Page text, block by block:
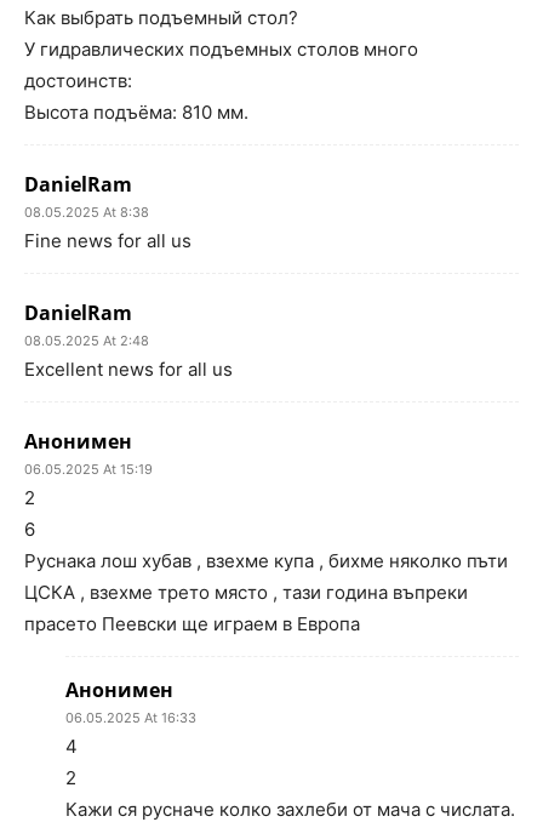
Как выбрать подъемный стол?
У гидравлических подъемных столов много
достоинств:
Высота подъёма: 810 мм.
DanielRam
08.05.2025 At 8:38
Fine news for all us
DanielRam
08.05.2025 At 2:48
Excellent news for all us
Анонимен
06.05.2025 At 15:19
2
6
Руснака лош хубав , взехме купа , бихме няколко пъти
ЦСКА , взехме трето място , тази година въпреки
прасето Пеевски ще играем в Европа
Анонимен
06.05.2025 At 16:33
4
2
Кажи ся русначе колко захлеби от мача с числата.